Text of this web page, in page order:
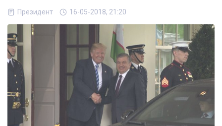
Президент 16-05-2018, 21:20